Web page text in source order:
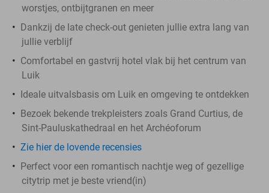
worstjes, ontbijtgranen en meer
Dankzij de late check-out genieten jullie extra lang van
jullie verblijf
Comfortabel en gastvrij hotel vlak bij het centrum van
Luik
Ideale uitvalsbasis om Luik en omgeving te ontdekken
Bezoek bekende trekpleisters zoals Grand Curtius, de
Sint-Pauluskathedraal en het Archéoforum
Zie hier de lovende recensies
Perfect voor een romantisch nachtje weg of gezellige
citytrip met je beste vriend(in)